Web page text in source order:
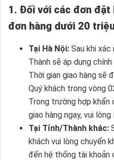
1. Đối với các đơn
đơn hàng dưới 20
Tại Hà Nội: Sau khi xác
Thành sẽ áp dụng
Thời gian giao hàng sẽ
Quý khách trong vòng
Trong trường hợp khẩn
giao hàng ngay, vui lòng
Tại Tỉnh/Thành khác:
khách vui lòng chuyển
đến hệ thống tài khoản